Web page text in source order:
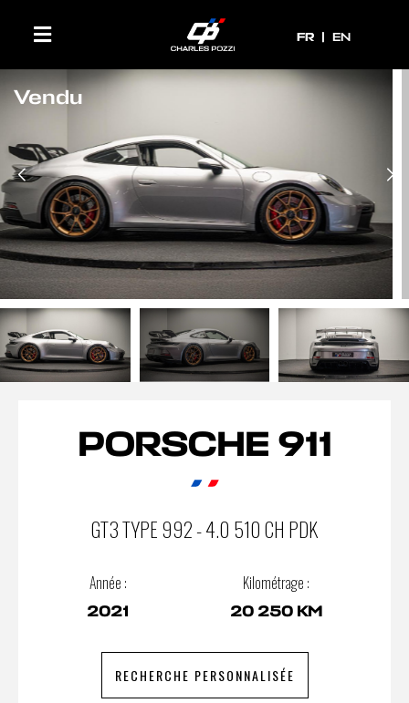
FR
FR EN
Vendu
PORSCHE 911
GT3 TYPE 992 - 4.0 510 CH PDK
Année :
2021
Kilométrage :
20 250 KM
RECHERCHE PERSONNALISÉE